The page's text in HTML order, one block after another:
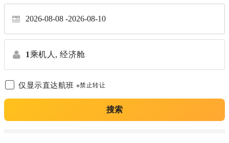
2026-08-08 2026-08-10
1乘机人, 经济舱
仅显示直达航班 ※禁止转让
搜索